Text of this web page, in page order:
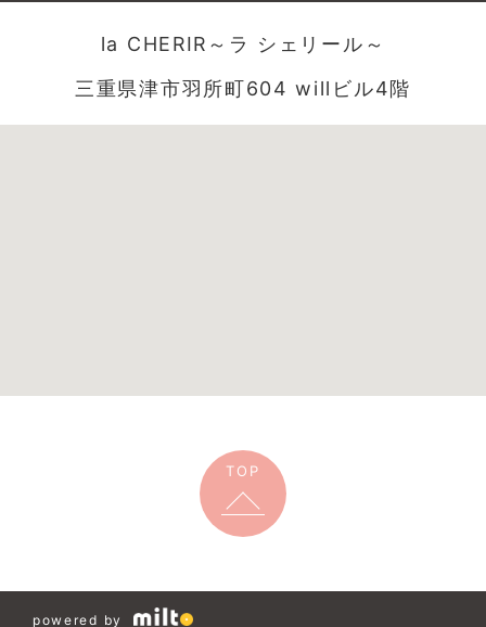
la CHERIR～ラ シェリール～
三重県津市羽所町604 willビル4階
TOP
powered by